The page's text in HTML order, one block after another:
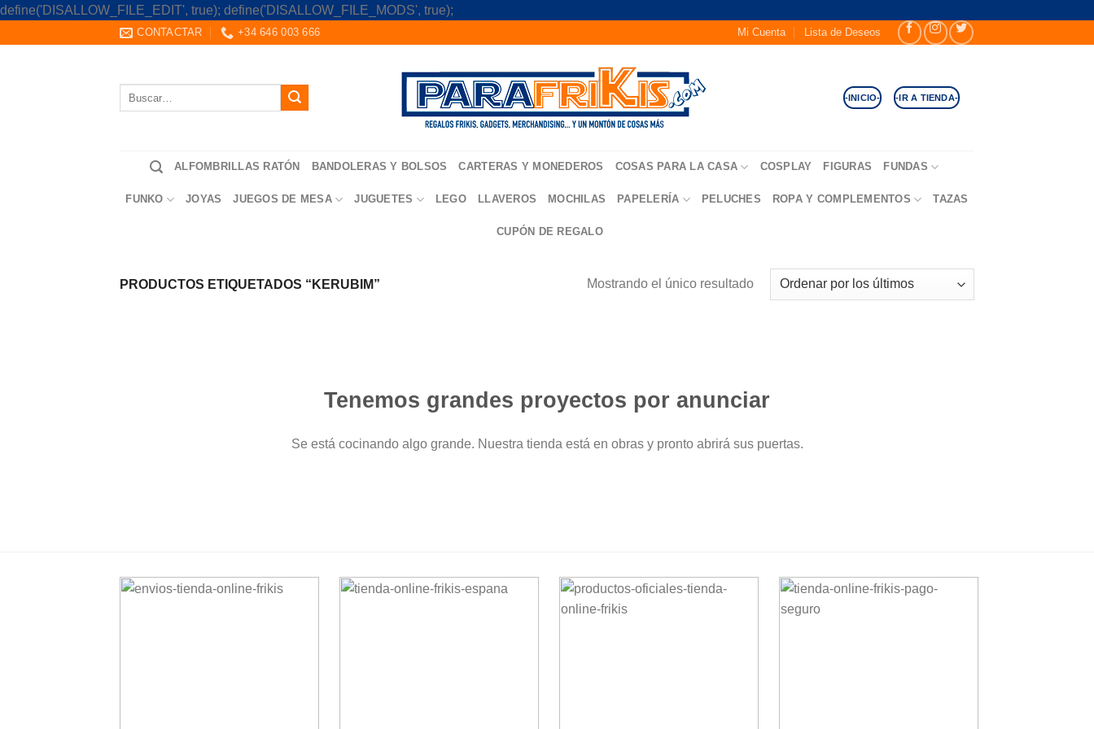
define('DISALLOW_FILE_EDIT', true); define('DISALLOW_FILE_MODS', true);
CONTACTAR +34 646 003 666 Mi Cuenta Lista de Deseos
-INICIO- -IR A TIENDA-
ALFOMBRILLAS RATÓN BANDOLERAS Y BOLSOS CARTERAS Y MONEDEROS COSAS PARA LA CASA COSPLAY FIGURAS FUNDAS
FUNKO JOYAS JUEGOS DE MESA JUGUETES LEGO LLAVEROS MOCHILAS PAPELERÍA PELUCHES ROPA Y COMPLEMENTOS TAZAS
CUPÓN DE REGALO
PRODUCTOS ETIQUETADOS “KERUBIM” Mostrando el único resultado
Tenemos grandes proyectos por anunciar
Se está cocinando algo grande. Nuestra tienda está en obras y pronto abrirá sus puertas.